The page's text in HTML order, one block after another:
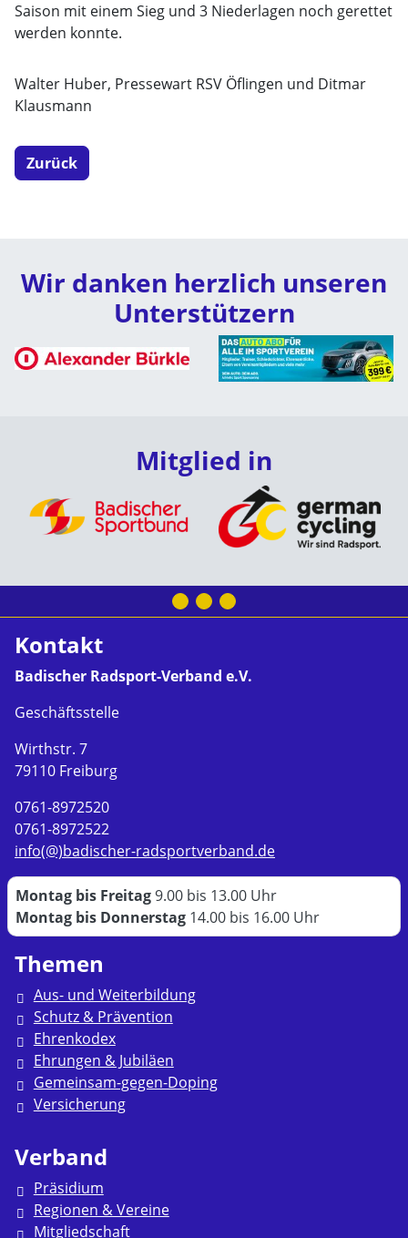
Saison mit einem Sieg und 3 Niederlagen noch gerettet
werden konnte.
Walter Huber, Pressewart RSV Öflingen und Ditmar
Klausmann
Zurück
Wir danken herzlich unseren
Unterstützern
Mitglied in
Kontakt
Badischer Radsport-Verband e.V.
Geschäftsstelle
Wirthstr. 7
79110 Freiburg
0761-8972520
0761-8972522
info(@)badischer-radsportverband.de
Montag bis Freitag9.00 bis 13.00 Uhr
Montag bis Donnerstag 14.00 bis 16.00 Uhr
Themen
Aus- und Weiterbildung
Schutz & Prävention
Ehrenkodex
Ehrungen & Jubiläen
Gemeinsam-gegen-Doping
Versicherung
Verband
Präsidium
Regionen & Vereine
Mitgliedschaft